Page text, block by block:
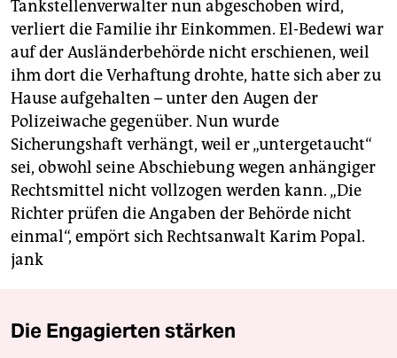
wahrheit
verlag
verlag
veranstaltungen
shop
fragen & hilfe
unterstützen
abo
epaper login
Tankstellenverwalter nun abgeschoben wird,
verliert die Familie ihr Einkommen. El-Bedewi war
auf der Ausländerbehörde nicht erschienen, weil
ihm dort die Verhaftung drohte, hatte sich aber zu
Hause aufgehalten – unter den Augen der
Polizeiwache gegenüber. Nun wurde
Sicherungshaft verhängt, weil er „untergetaucht“
sei, obwohl seine Abschiebung wegen anhängiger
Rechtsmittel nicht vollzogen werden kann. „Die
Richter prüfen die Angaben der Behörde nicht
einmal“, empört sich Rechtsanwalt Karim Popal.
jank
Die Engagierten stärken